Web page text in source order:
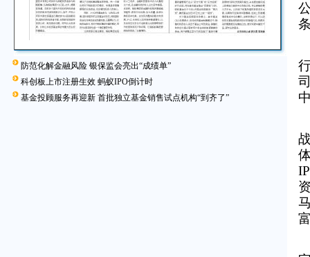
防范化解金融风险 银保监会亮出“成绩单”
科创板上市注册生效 蚂蚁IPO倒计时
基金投顾服务再迎新 首批独立基金销售试点机构“到齐了”